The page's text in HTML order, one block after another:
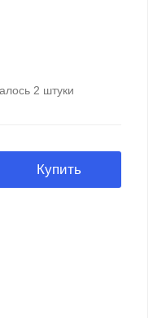
2 штуки
Купить